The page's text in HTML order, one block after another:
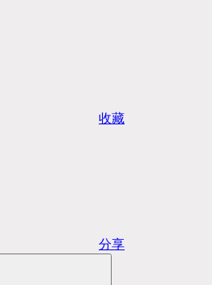
收藏
分享